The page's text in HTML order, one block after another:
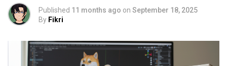
Published 11 months ago on September 18, 2025
By Fikri